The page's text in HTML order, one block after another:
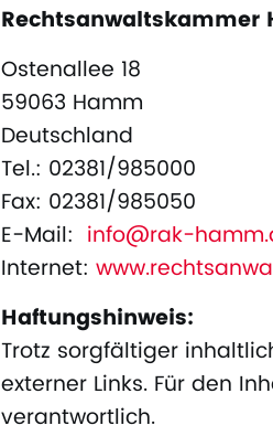
Rechtsanwaltskammer
Ostenallee 18
59063 Hamm
Deutschland
Tel.: 02381/985000
Fax: 02381/985050
E-Mail: info@rak-
Internet:
Haftungshinweis:
Trotz sorgfältiger
externer Links. Für den
verantwortlich.